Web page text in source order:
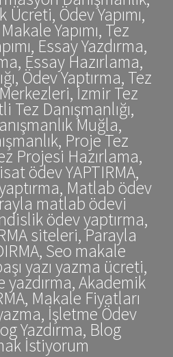
Ücreti, Ödev Yapımı,
Yapımı, Tez
Essay Yazdırma,
Essay Hazırlama,
Ödev Yaptırma, Tez
İzmir Tez
Tez Danışmanlığı,
Muğla,
Proje Tez
Projesi Hazırlama,
ödev YAPTIRMA,
Matlab ödev
matlab ödevi
ödev yaptırma,
siteleri, Parayla
Seo makale
yazı yazma ücreti,
Akademik
Makale Fiyatları
İşletme Ödev
Yazdırma, Blog
İstiyorum